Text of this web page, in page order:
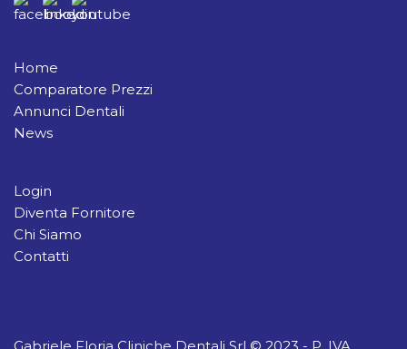
Home
Comparatore Prezzi
Annunci Dentali
News
Login
Diventa Fornitore
Chi Siamo
Contatti